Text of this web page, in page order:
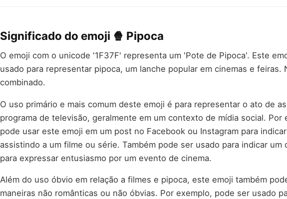
Significado do emoji 🍿 Pipoca
O emoji com o unicode '1F37F' representa um 'Pote de Pipoca'. Este
usado para representar pipoca, um lanche popular em cinemas e feiras.
combinado.
O uso primário e mais comum deste emoji é para representar o ato de
programa de televisão, geralmente em um contexto de mídia social. Por
pode usar este emoji em um post no Facebook ou Instagram para
assistindo a um filme ou série. Também pode ser usado para indicar um
para expressar entusiasmo por um evento de cinema.
Além do uso óbvio em relação a filmes e pipoca, este emoji também
maneiras não românticas ou não óbvias. Por exemplo, pode ser usado